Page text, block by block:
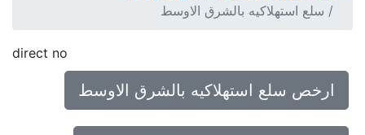
سلع استهلاكيه بالشرق الاوسط
direct no
ارخص سلع استهلاكيه بالشرق الاوسط